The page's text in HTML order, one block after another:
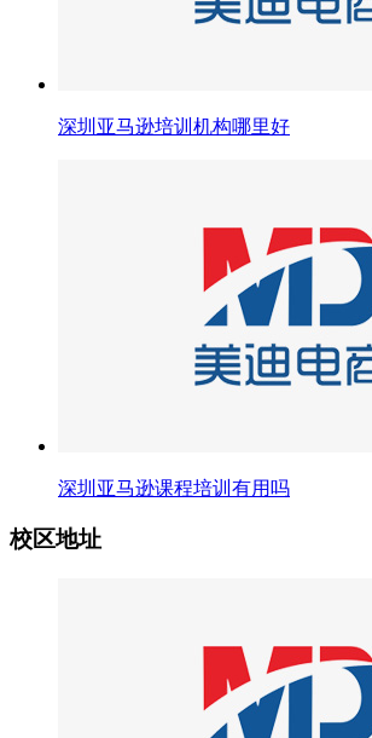
深圳亚马逊培训机构哪里好
深圳亚马逊课程培训有用吗
校区地址